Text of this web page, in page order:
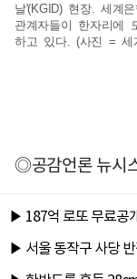
날'(KGID) 현장. 세계
관계자들이 한자리에
하고 있다. (사진 = 세
◎공감언론 뉴시